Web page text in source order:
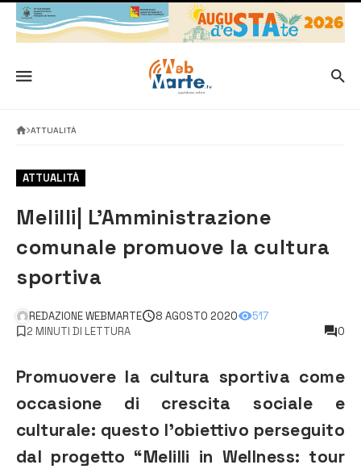
ATTUALITÀ
ATTUALITÀ
Melilli| L’Amministrazione
comunale promuove la cultura
sportiva
REDAZIONE WEBMARTE 8 AGOSTO 2020
517
2 MINUTI DI LETTURA
0
Promuovere la cultura sportiva come
occasione di crescita sociale e
culturale: questo l’obiettivo perseguito
dal progetto “Melilli in Wellness: tour